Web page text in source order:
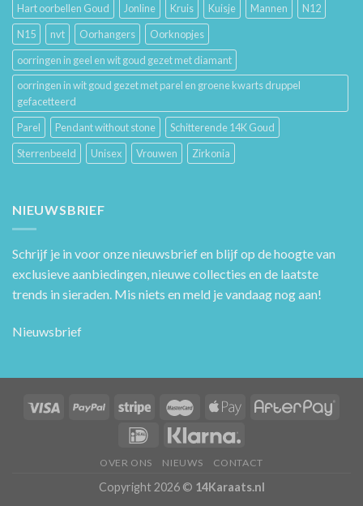
Hart oorbellen Goud
Jonline Kruis Kuisje Mannen
N12
N15
nvt Oorhangers
Oorknopjes
oorringen in geel en wit goud gezet met diamant
oorringen in wit goud gezet met parel en groene kwarts druppel
gefacetteerd
Parel
Pendant without stone
Schitterende 14K Goud
Sterrenbeeld
Unisex Vrouwen Zirkonia
NIEUWSBRIEF
Schrijf je in voor onze nieuwsbrief en blijf op de hoogte van
exclusieve aanbiedingen, nieuwe collecties en de laatste
trends in sieraden. Mis niets en meld je vandaag nog aan!
Nieuwsbrief
OVER ONS NIEUWS CONTACT
Copyright 2026 © 14Karaats.nl